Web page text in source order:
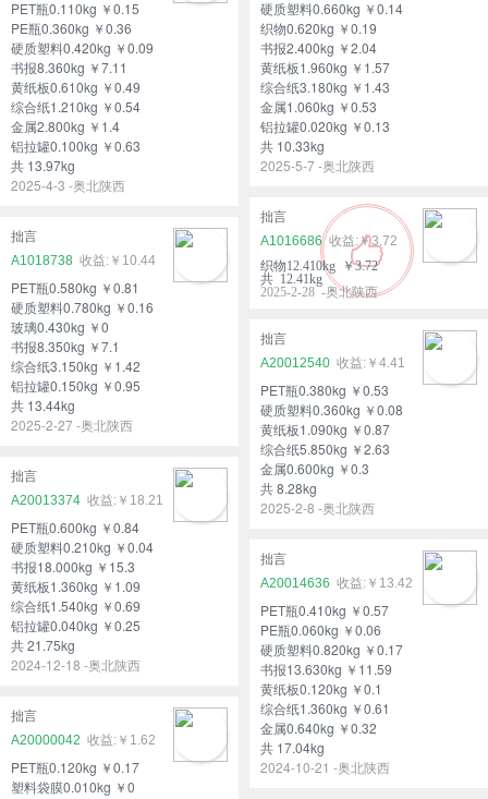
硬质塑料0.660kg ￥0.14
织物0.620kg ￥0.19
书报2.400kg ￥2.04
黄纸板1.960kg ￥1.57
综合纸3.180kg ￥1.43
金属1.060kg ￥0.53
铝拉罐0.020kg ￥0.13
共 10.33kg
2025-5-7 -奥北陕西
PET瓶0.110kg ￥0.15
PE瓶0.360kg ￥0.36
硬质塑料0.420kg ￥0.09
书报8.360kg ￥7.11
黄纸板0.610kg ￥0.49
综合纸1.210kg ￥0.54
金属2.800kg ￥1.4
铝拉罐0.100kg ￥0.63
共 13.97kg
2025-4-3 -奥北陕西
拙言
A1016686
￥3.72
织物12.410kg ￥3.72
共 12.41kg
2025-2-28 -奥北陕西
拙言
A1018738
￥10.44
PET瓶0.580kg ￥0.81
硬质塑料0.780kg ￥0.16
玻璃0.430kg ￥0
书报8.350kg ￥7.1
综合纸3.150kg ￥1.42
铝拉罐0.150kg ￥0.95
共 13.44kg
2025-2-27 -奥北陕西
拙言
A20012540
￥4.41
PET瓶0.380kg ￥0.53
硬质塑料0.360kg ￥0.08
黄纸板1.090kg ￥0.87
综合纸5.850kg ￥2.63
金属0.600kg ￥0.3
共 8.28kg
2025-2-8 -奥北陕西
拙言
A20013374
￥18.21
PET瓶0.600kg ￥0.84
硬质塑料0.210kg ￥0.04
书报18.000kg ￥15.3
黄纸板1.360kg ￥1.09
综合纸1.540kg ￥0.69
铝拉罐0.040kg ￥0.25
共 21.75kg
2024-12-18 -奥北陕西
拙言
A20014636
￥13.42
PET瓶0.410kg ￥0.57
PE瓶0.060kg ￥0.06
硬质塑料0.820kg ￥0.17
书报13.630kg ￥11.59
黄纸板0.120kg ￥0.1
综合纸1.360kg ￥0.61
金属0.640kg ￥0.32
共 17.04kg
2024-10-21 -奥北陕西
拙言
A20000042
￥1.62
PET瓶0.120kg ￥0.17
塑料袋膜0.010kg ￥0